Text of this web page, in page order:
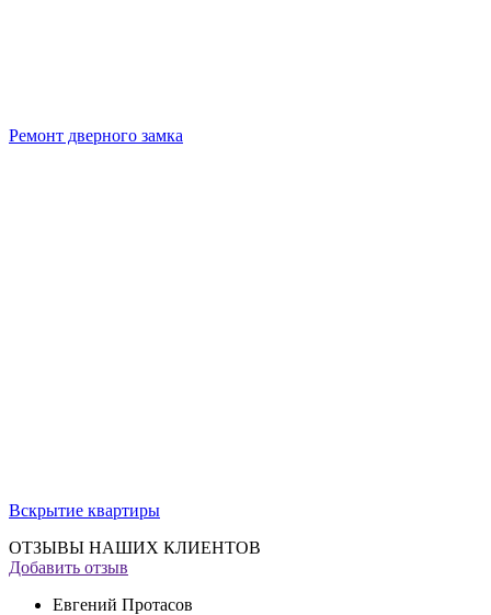
Ремонт дверного замка
Вскрытие квартиры
ОТЗЫВЫ НАШИХ КЛИЕНТОВ
Добавить отзыв
Евгений Протасов